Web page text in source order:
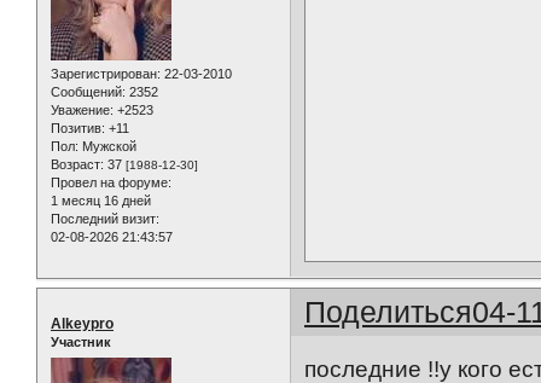
Зарегистрирован: 22-03-2010
Сообщений: 2352
Уважение: +2523
Позитив: +11
Пол: Мужской
Возраст: 37 [1988-12-30]
Провел на форуме:
1 месяц 16 дней
Последний визит:
02-08-2026 21:43:57
Поделиться04-
Alkeypro
Участник
последние !!у кого